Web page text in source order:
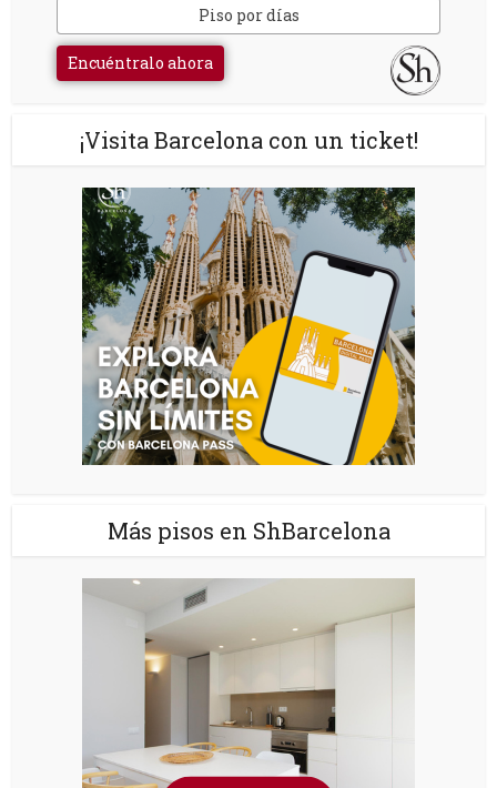
Piso por días
Encuéntralo ahora
¡Visita Barcelona con un ticket!
Más pisos en ShBarcelona